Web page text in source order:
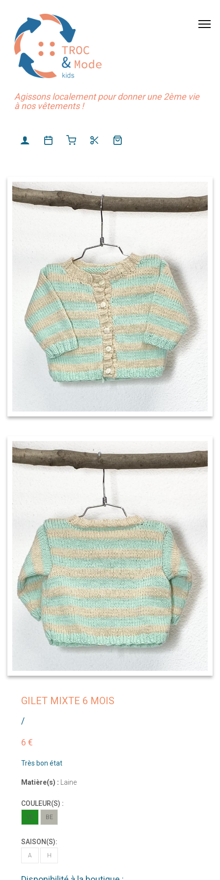
Agissons localement pour donner une 2ème vie
à nos vêtements !
GILET MIXTE 6 MOIS
/
6 €
Très bon état
Matière(s) : Laine
COULEUR(S) :
VE BE
SAISON(S):
A H